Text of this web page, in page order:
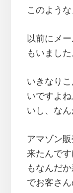
このよう
以前にメ
もいました
いきなり
いですよ
いし、な
アマゾン
来たんで
もなんだ
でお客さ